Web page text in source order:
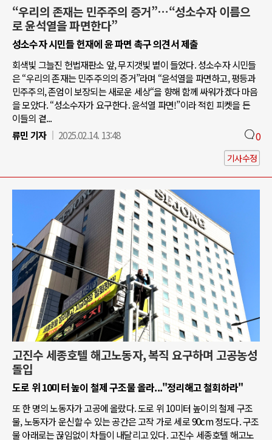
“우리의 존재는 민주주의 증거”…“성소수자 이름으
로 윤석열을 파면한다”
성소수자 시민들 헌재에 윤 파면 촉구 의견서 제출
회색빛 그늘진 헌법재판소 앞, 무지갯빛 볕이 들었다. 성소수자 시민들
은 “우리의 존재는 민주주의의 증거”라며 “윤석열을 파면하고, 평등과
민주주의, 존엄이 보장되는 새로운 세상“을 향해 함께 싸워가겠다 마음
을 모았다. “성소수자가 요구한다. 윤석열 파면!”이라 적힌 피켓을 든
이들의 곁...
류민 기자
2025.02.14. 13:48 0
기사수정
고진수 세종호텔 해고노동자, 복직 요구하며 고공농성
돌입
도로 위 10미터 높이 철제 구조물 올라..."정리해고 철회하라"
또 한 명의 노동자가 고공에 올랐다. 도로 위 10미터 높이의 철제 구조
물, 노동자가 운신할 수 있는 공간은 고작 가로 세로 90cm 정도다. 구조
물 아래로는 끊임없이 차들이 내달리고 있다. 고진수 세종호텔 해고노